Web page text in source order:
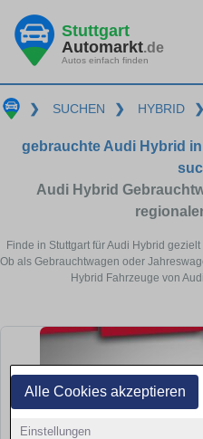
Alle Cookies akzeptieren
Einstellungen
Stuttgart
Automarkt.de
Autos einfach finden
❯ SUCHEN ❯ HYBRID ❯
gebrauchte Audi Hybrid
Audi Hybrid
Finde in Stuttgart für Audi Hybrid
Ob als Gebrauchtwagen oder
Hybrid Fahrzeuge von